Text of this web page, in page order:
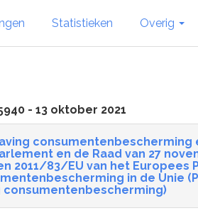
Statistieken Overig
- 13 oktober 2021
en de Raad van 27
2011/83/EU van het
in de Unie